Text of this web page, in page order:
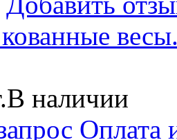
В наличии
Оплата